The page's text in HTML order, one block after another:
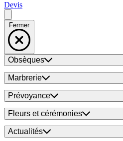
Devis
Fermer
Obsèques
Marbrerie
Prévoyance
Fleurs et cérémonies
Actualités